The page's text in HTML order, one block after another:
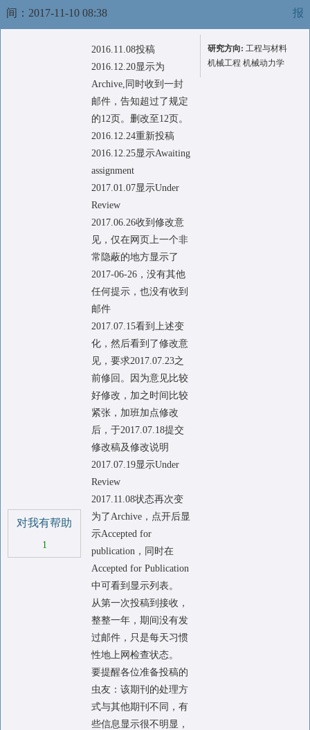
间：2017-11-10 08:38
报
对我有帮助
1
2016.11.08投稿
2016.12.20显示为
Archive,同时收到一封
邮件，告知超过了规定
的12页。删改至12页。
2016.12.24重新投稿
2016.12.25显示Awaiting
assignment
2017.01.07显示Under
Review
2017.06.26收到修改意
见，仅在网页上一个非
常隐蔽的地方显示了
2017-06-26，没有其他
任何提示，也没有收到
邮件
2017.07.15看到上述变
化，然后看到了修改意
见，要求2017.07.23之
前修回。因为意见比较
好修改，加之时间比较
紧张，加班加点修改
后，于2017.07.18提交
修改稿及修改说明
2017.07.19显示Under
Review
2017.11.08状态再次变
为了Archive，点开后显
示Accepted for
publication，同时在
Accepted for Publication
中可看到显示列表。
从第一次投稿到接收，
整整一年，期间没有发
过邮件，只是每天习惯
性地上网检查状态。
要提醒各位准备投稿的
虫友：该期刊的处理方
式与其他期刊不同，有
些信息显示很不明显，
研究方向: 工程与材料
机械工程 机械动力学